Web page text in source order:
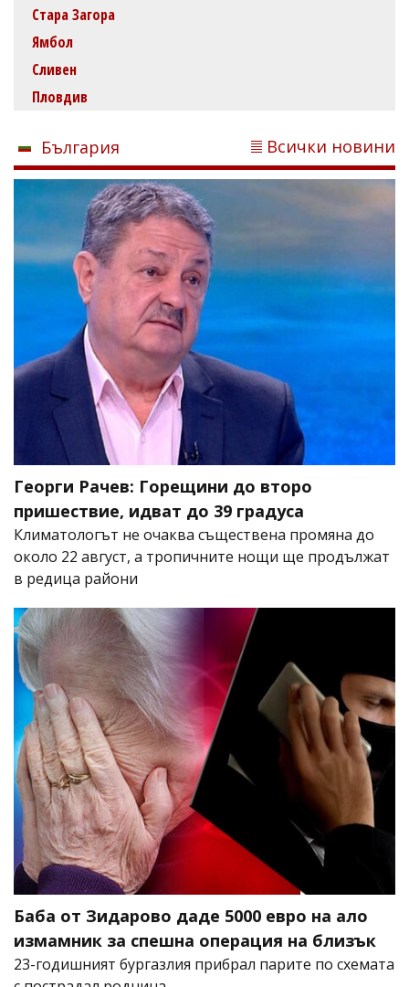
Стара Загора
Ямбол
Сливен
Пловдив
България Всички новини
Георги Рачев: Горещини до второ
пришествие, идват до 39 градуса
Климатологът не очаква съществена промяна до
около 22 август, а тропичните нощи ще продължат
в редица райони
Баба от Зидарово даде 5000 евро на ало
измамник за спешна операция на близък
23-годишният бургазлия прибрал парите по схемата